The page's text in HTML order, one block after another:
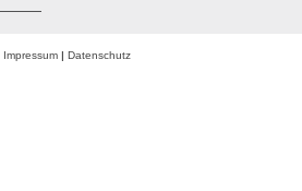
Impressum | Datenschutz